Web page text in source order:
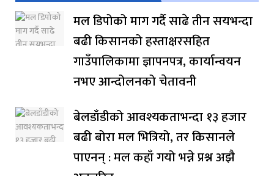
मल डिपोको माग गर्दै साढे तीन सयभन्दा
बढी किसानको हस्ताक्षरसहित
गाउँपालिकामा ज्ञापनपत्र, कार्यान्वयन
नभए आन्दोलनको चेतावनी
बेलडाँडीको आवश्यकताभन्दा १३ हजार
बढी बोरा मल भित्रियो, तर किसानले
पाएनन् : मल कहाँ गयो भन्ने प्रश्न अझै